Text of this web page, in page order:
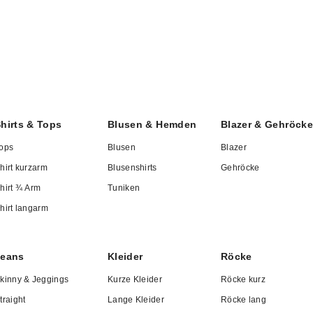
in der Verarbeitung als auch bei der Auswahl der
unseres Online-Shops finden Sie für jede
und jede Figur das Richtige. Elegante
Mäntel
& Tops
kurzarm
¾ Arm
langarm
Blusen & Hemden
Blusen
Blusenshirts
Tuniken
Blazer & Gehröcke
Blazer
Gehröcke
& Jeggings
Kleider
Kurze Kleider
Lange Kleider
Röcke
Röcke kurz
Röcke lang